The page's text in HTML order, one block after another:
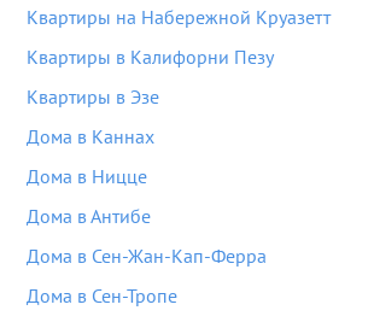
Квартиры на Набережной Круазетт
Квартиры в Калифорни Пезу
Квартиры в Эзе
Дома в Каннах
Дома в Ницце
Дома в Антибе
Дома в Сен-Жан-Кап-Ферра
Дома в Сен-Тропе